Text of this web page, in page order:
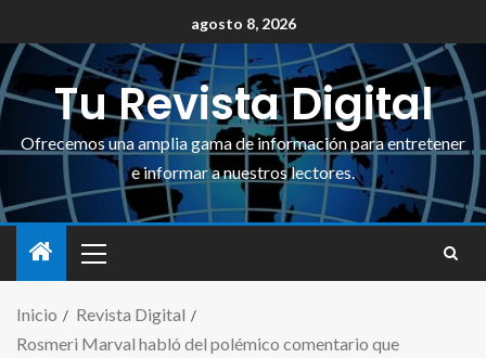
agosto 8, 2026
Tu Revista Digital
Ofrecemos una amplia gama de información para entretener
e informar a nuestros lectores.
Inicio
Revista Digital
Rosmeri Marval habló del polémico comentario que